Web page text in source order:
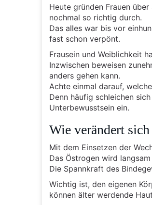
Heute gründen Frauen
nochmal so richtig durch.
Das alles war bis vor
fast schon verpönt.
Frausein und Weiblichkeit
Inzwischen beweisen
anders gehen kann.
Achte einmal darauf,
Denn häufig schleichen
Unterbewusstsein ein.
Wie verändert
Mit dem Einsetzen der
Das Östrogen wird
Die Spannkraft des
Wichtig ist, den eigenen
können älter werdende